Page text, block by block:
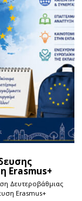
Erasmus+
Δευτεροβάθμιας
Erasmus+